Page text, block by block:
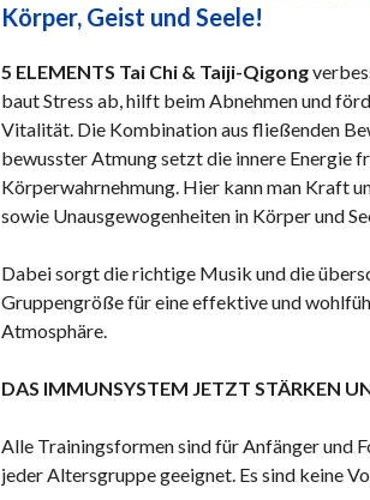
Körper, Geist und Seele!
5 ELEMENTS Tai Chi & Taiji-Qigong
baut Stress ab, hilft beim Abnehmen und
Vitalität. Die Kombination aus fließenden
bewusster Atmung setzt die innere Energie
Körperwahrnehmung. Hier kann man Kraft
sowie Unausgewogenheiten in Körper und
Dabei sorgt die richtige Musik und die
Gruppengröße für eine effektive und
Atmosphäre.
DAS IMMUNSYSTEM JETZT STÄRKEN
Alle Trainingsformen sind für Anfänger und
jeder Altersgruppe geeignet. Es sind keine